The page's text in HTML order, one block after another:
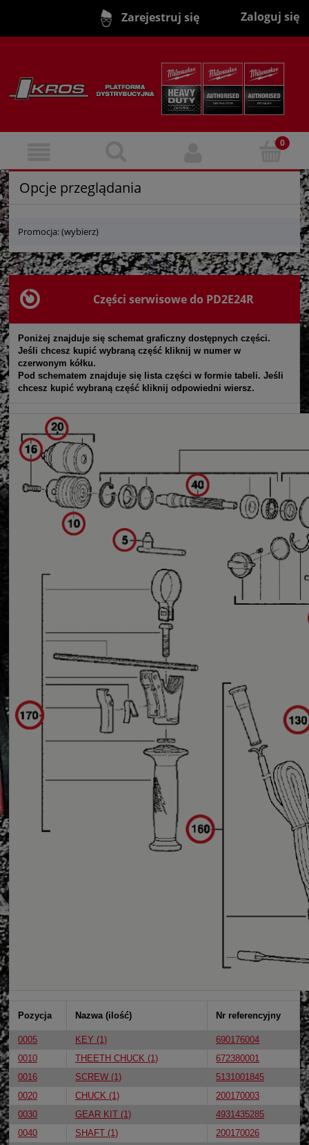
Zarejestruj się Zaloguj się
Opcje przeglądania
Promocja: (wybierz)
Części serwisowe do PD2E24R
Poniżej znajduje się schemat graficzny dostępnych części.
Jeśli chcesz kupić wybraną część kliknij w numer w
czerwonym kółku.
Pod schematem znajduje się lista części w formie tabeli. Jeśli
chcesz kupić wybraną część kliknij odpowiedni wiersz.
Pozycja Nazwa (ilość) Nr referencyjny
0005 KEY (1)
690176004
0010
THEETH CHUCK (1)
672380001
0016
SCREW (1)
5131001845
0020
CHUCK (1)
200170003
0030
GEAR KIT (1)
4931435285
0040
SHAFT (1)
200170026